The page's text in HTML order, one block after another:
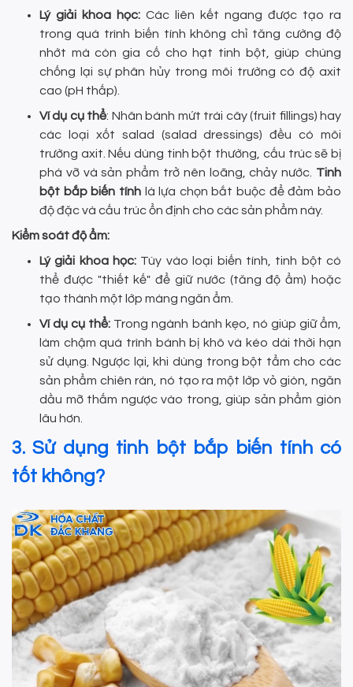
Lý giải khoa học: Các liên kết ngang được tạo ra
trong quá trình biến tính không chỉ tăng cường độ
nhớt mà còn gia cố cho hạt tinh bột, giúp chúng
chống lại sự phân hủy trong môi trường có độ axit
cao (pH thấp).
Ví dụ cụ thể: Nhân bánh mứt trái cây (fruit fillings) hay
các loại xốt salad (salad dressings) đều có môi
trường axit. Nếu dùng tinh bột thường, cấu trúc sẽ bị
phá vỡ và sản phẩm trở nên loãng, chảy nước. Tinh
bột bắp biến tínhlà lựa chọn bắt buộc để đảm bảo
độ đặc và cấu trúc ổn định cho các sản phẩm này.
Kiểm soát độ ẩm:
Lý giải khoa học: Tùy vào loại biến tính, tinh bột có
thể được "thiết kế" để giữ nước (tăng độ ẩm) hoặc
tạo thành một lớp màng ngăn ẩm.
Ví dụ cụ thể: Trong ngành bánh kẹo, nó giúp giữ ẩm,
làm chậm quá trình bánh bị khô và kéo dài thời hạn
sử dụng. Ngược lại, khi dùng trong bột tẩm cho các
sản phẩm chiên rán, nó tạo ra một lớp vỏ giòn, ngăn
dầu mỡ thấm ngược vào trong, giúp sản phẩm giòn
lâu hơn.
3. Sử dụng tinh bột bắp biến tính có
tốt không?